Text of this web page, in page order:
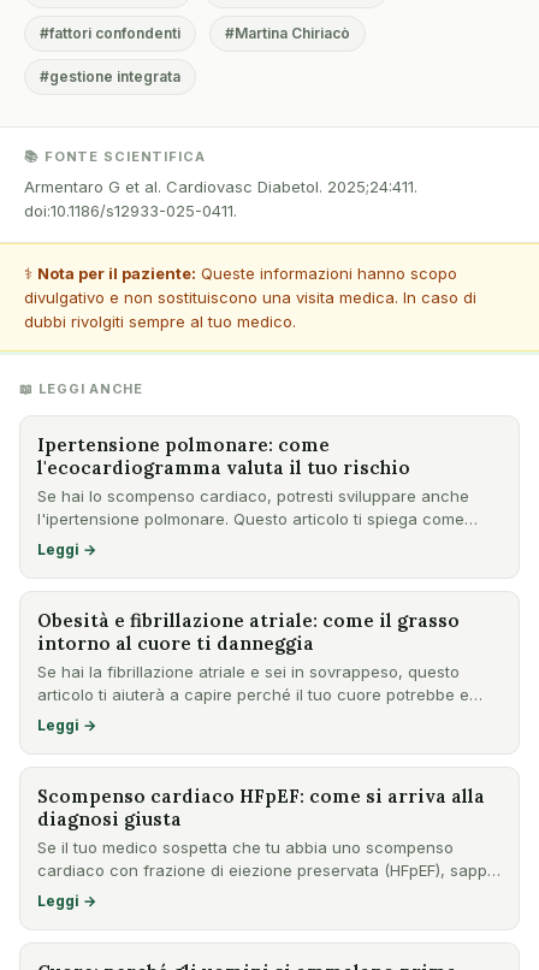
#fattori confondenti #Martina Chiriacò
#gestione integrata
📚 FONTE SCIENTIFICA
Armentaro G et al. Cardiovasc Diabetol. 2025;24:411.
doi:10.1186/s12933-025-0411.
⚕️ Nota per il paziente: Queste informazioni hanno scopo
divulgativo e non sostituiscono una visita medica. In caso di
dubbi rivolgiti sempre al tuo medico.
📖 LEGGI ANCHE
Ipertensione polmonare: come
l'ecocardiogramma valuta il tuo rischio
Se hai lo scompenso cardiaco, potresti sviluppare anche
l'ipertensione polmonare. Questo articolo ti spiega come
l'ecoc…
Leggi →
Obesità e fibrillazione atriale: come il grasso
intorno al cuore ti danneggia
Se hai la fibrillazione atriale e sei in sovrappeso, questo
articolo ti aiuterà a capire perché il tuo cuore potrebbe e…
Leggi →
Scompenso cardiaco HFpEF: come si arriva alla
diagnosi giusta
Se il tuo medico sospetta che tu abbia uno scompenso
cardiaco con frazione di eiezione preservata (HFpEF), sappi
che la…
Leggi →